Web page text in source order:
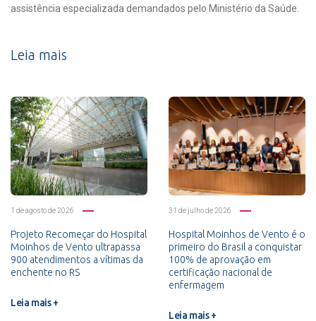
assistência especializada demandados pelo Ministério da Saúde.
Leia mais
1 de agosto de 2026
Projeto Recomeçar do Hospital
Moinhos de Vento ultrapassa
900 atendimentos a vítimas da
enchente no RS
Leia mais +
31 de julho de 2026
Hospital Moinhos de Vento é o
primeiro do Brasil a conquistar
100% de aprovação em
certificação nacional de
enfermagem
Leia mais +